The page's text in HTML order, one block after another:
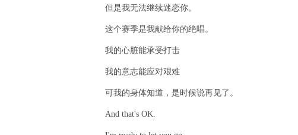
但是我无法继续迷恋你。
这个赛季是我献给你的绝唱。
我的心脏能承受打击
我的意志能应对艰难
可我的身体知道，是时候说再见了。
And that's OK.